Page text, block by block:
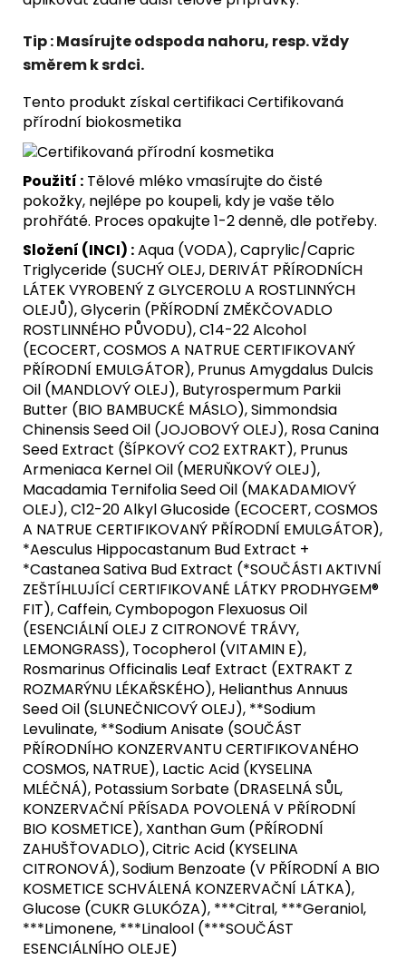
Tip :Masírujte odspoda nahoru, resp. vždy
směrem k srdci.
Tento produkt získal certifikaci Certifikovaná
přírodní biokosmetika
Použití : Tělové mléko vmasírujte do čisté
pokožky, nejlépe po koupeli, kdy je vaše tělo
prohřáté. Proces opakujte 1-2 denně, dle potřeby.
Složení (INCI) :Aqua (VODA), Caprylic/Capric
Triglyceride (SUCHÝ OLEJ, DERIVÁT PŘÍRODNÍCH
LÁTEK VYROBENÝ Z GLYCEROLU A ROSTLINNÝCH
OLEJŮ), Glycerin (PŘÍRODNÍ ZMĚKČOVADLO
ROSTLINNÉHO PŮVODU), C14-22 Alcohol
(ECOCERT, COSMOS A NATRUE CERTIFIKOVANÝ
PŘÍRODNÍ EMULGÁTOR), Prunus Amygdalus Dulcis
Oil (MANDLOVÝ OLEJ), Butyrospermum Parkii
Butter (BIO BAMBUCKÉ MÁSLO), Simmondsia
Chinensis Seed Oil (JOJOBOVÝ OLEJ), Rosa Canina
Seed Extract (ŠÍPKOVÝ CO2 EXTRAKT), Prunus
Armeniaca Kernel Oil (MERUŇKOVÝ OLEJ),
Macadamia Ternifolia Seed Oil (MAKADAMIOVÝ
OLEJ), C12-20 Alkyl Glucoside (ECOCERT, COSMOS
A NATRUE CERTIFIKOVANÝ PŘÍRODNÍ EMULGÁTOR),
*Aesculus Hippocastanum Bud Extract +
*Castanea Sativa Bud Extract (*SOUČÁSTI AKTIVNÍ
ZEŠTÍHLUJÍCÍ CERTIFIKOVANÉ LÁTKY PRODHYGEM®
FIT), Caffein, Cymbopogon Flexuosus Oil
(ESENCIÁLNÍ OLEJ Z CITRONOVÉ TRÁVY,
LEMONGRASS), Tocopherol (VITAMIN E),
Rosmarinus Officinalis Leaf Extract (EXTRAKT Z
ROZMARÝNU LÉKAŘSKÉHO), Helianthus Annuus
Seed Oil (SLUNEČNICOVÝ OLEJ), **Sodium
Levulinate, **Sodium Anisate (SOUČÁST
PŘÍRODNÍHO KONZERVANTU CERTIFIKOVANÉHO
COSMOS, NATRUE), Lactic Acid (KYSELINA
MLÉČNÁ), Potassium Sorbate (DRASELNÁ SŮL,
KONZERVAČNÍ PŘÍSADA POVOLENÁ V PŘÍRODNÍ
BIO KOSMETICE), Xanthan Gum (PŘÍRODNÍ
ZAHUŠŤOVADLO), Citric Acid (KYSELINA
CITRONOVÁ), Sodium Benzoate (V PŘÍRODNÍ A BIO
KOSMETICE SCHVÁLENÁ KONZERVAČNÍ LÁTKA),
Glucose (CUKR GLUKÓZA), ***Citral, ***Geraniol,
***Limonene, ***Linalool (***SOUČÁST
ESENCIÁLNÍHO OLEJE)